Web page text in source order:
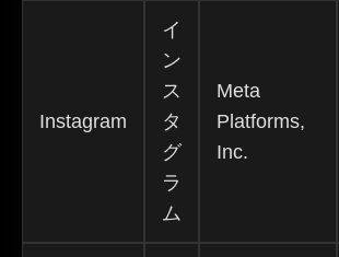
Instagram
イ
ン
ス
タ
グ
ラ
ム
Meta
Platforms,
Inc.